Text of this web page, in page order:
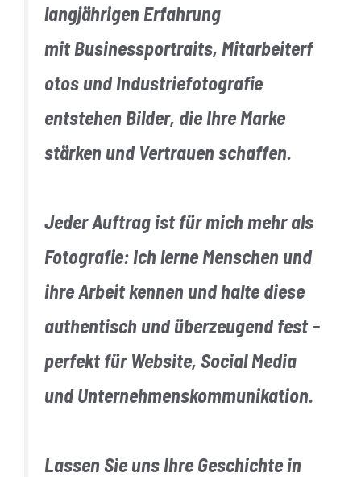
langjährigen Erfahrung
mitBusinessportraits, Mitarbeiterf
otos undIndustriefotografie
entstehen Bilder, die Ihre Marke
stärken und Vertrauen schaffen.
Jeder Auftrag ist für mich mehr als
Fotografie: Ich lerne Menschen und
ihre Arbeit kennen und halte diese
authentisch und überzeugend fest –
perfekt für Website, Social Media
und Unternehmenskommunikation.
Lassen Sie uns Ihre Geschichte in